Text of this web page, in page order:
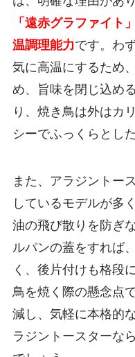
「遠赤グラファイト
温調理能力です。わ
気に高温にするため
め、旨味を閉じ込め
り、焼き鳥は外はカ
シーでふっくらとし
また、アラジントー
しているモデルが多
油の飛び散りを防ぎ
ルパンの蓋をすれば
く、後片付けも格段
鳥を焼く際の懸念点
減し、気軽に本格的
ラジントースターな